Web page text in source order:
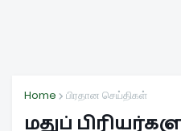
Home பிரதான செய்திகள்
மதுப்